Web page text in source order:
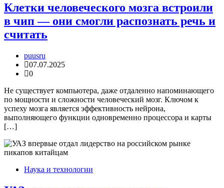
Клетки человеческого мозга встроили
в чип — они смогли распознать речь и
считать
puusru
07.07.2025
0
Не существует компьютера, даже отдаленно напоминающего
по мощности и сложности человеческий мозг. Ключом к
успеху мозга является эффективность нейрона,
выполняющего функции одновременно процессора и карты
[…]
Наука и технологии